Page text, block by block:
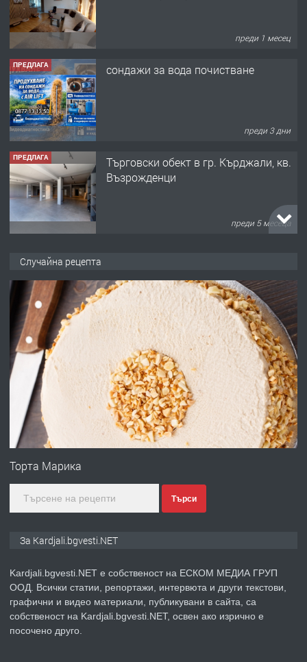
преди 1 месец
ПРЕДЛАГА сондажи за вода почистване
преди 3 дни
ПРЕДЛАГА
Tърговски обект в гр. Кърджали, кв.
Възрожденци
преди 5 месеца
преди 6 месеца
ПРЕДЛАГА
Заведение /ресторант, бистро/ в с.
Чакаларово, община Кирково
преди 7 месеца
ПРЕДЛАГА
Гараж под наем в супер център
на язовир Студен кладенец 331м2 |
преди 1 година
ПРЕДЛАГА
Курс
Случайна рецепта
Торта Марика
Търси
За Kardjali.bgvesti.NET
Kardjali.bgvesti.NET е собственост на ЕСКОМ МЕДИА ГРУП
ООД. Всички статии, репортажи, интервюта и други текстови,
графични и видео материали, публикувани в сайта, са
собственост на Kardjali.bgvesti.NET, освен ако изрично е
посочено друго.